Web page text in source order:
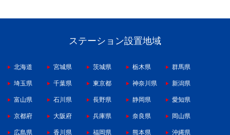
ステーション設置地域
北海道 宮城県 茨城県 栃木県 群馬県
埼玉県 千葉県 東京都 神奈川県 新潟県
富山県 石川県 長野県 静岡県 愛知県
京都府 大阪府 兵庫県 奈良県 岡山県
広島県 香川県 福岡県 熊本県 沖縄県